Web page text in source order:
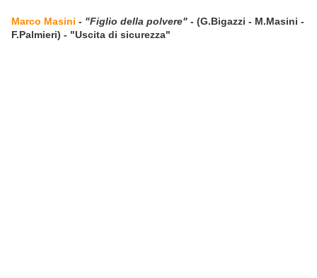
Marco Masini - "Figlio della polvere" - (G.Bigazzi - M.Masini -
F.Palmieri) - "Uscita di sicurezza"